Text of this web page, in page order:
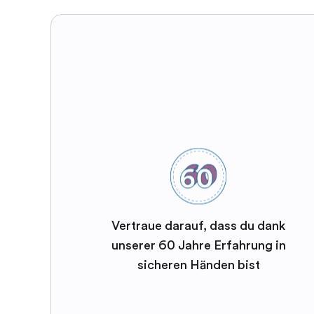
Vertraue darauf, dass du dank
unserer 60 Jahre Erfahrung in
sicheren Händen bist